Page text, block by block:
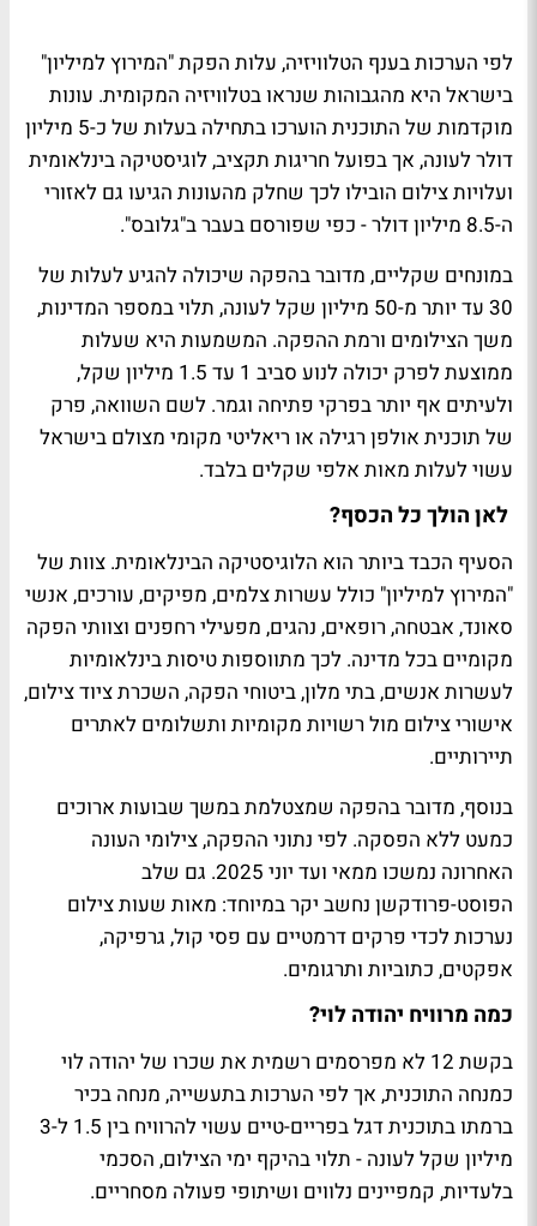
לפי הערכות בענף הטלוויזיה, עלות הפקת "המירוץ למיליון"
בישראל היא מהגבוהות שנראו בטלוויזיה המקומית. עונות
מוקדמות של התוכנית הוערכו בתחילה בעלות של כ-5 מיליון
דולר לעונה, אך בפועל חריגות תקציב, לוגיסטיקה בינלאומית
ועלויות צילום הובילו לכך שחלק מהעונות הגיעו גם לאזורי
ה-8.5 מיליון דולר - כפי שפורסם בעבר ב"גלובס".
במונחים שקליים, מדובר בהפקה שיכולה להגיע לעלות של
30 עד יותר מ-50 מיליון שקל לעונה, תלוי במספר המדינות,
משך הצילומים ורמת ההפקה. המשמעות היא שעלות
ממוצעת לפרק יכולה לנוע סביב 1 עד 1.5 מיליון שקל,
ולעיתים אף יותר בפרקי פתיחה וגמר. לשם השוואה, פרק
של תוכנית אולפן רגילה או ריאליטי מקומי מצולם בישראל
עשוי לעלות מאות אלפי שקלים בלבד.
לאן הולך כל הכסף?
הסעיף הכבד ביותר הוא הלוגיסטיקה הבינלאומית. צוות של
"המירוץ למיליון" כולל עשרות צלמים, מפיקים, עורכים, אנשי
סאונד, אבטחה, רופאים, נהגים, מפעילי רחפנים וצוותי הפקה
מקומיים בכל מדינה. לכך מתווספות טיסות בינלאומיות
לעשרות אנשים, בתי מלון, ביטוחי הפקה, השכרת ציוד צילום,
אישורי צילום מול רשויות מקומיות ותשלומים לאתרים
תיירותיים.
בנוסף, מדובר בהפקה שמצטלמת במשך שבועות ארוכים
כמעט ללא הפסקה. לפי נתוני ההפקה, צילומי העונה
האחרונה נמשכו ממאי ועד יוני 2025. גם שלב
הפוסט-פרודקשן נחשב יקר במיוחד: מאות שעות צילום
נערכות לכדי פרקים דרמטיים עם פסי קול, גרפיקה,
אפקטים, כתוביות ותרגומים.
כמה מרוויח יהודה לוי?
בקשת 12 לא מפרסמים רשמית את שכרו של יהודה לוי
כמנחה התוכנית, אך לפי הערכות בתעשייה, מנחה בכיר
ברמתו בתוכנית דגל בפריים-טיים עשוי להרוויח בין 1.5 ל-3
מיליון שקל לעונה - תלוי בהיקף ימי הצילום, הסכמי
בלעדיות, קמפיינים נלווים ושיתופי פעולה מסחריים.